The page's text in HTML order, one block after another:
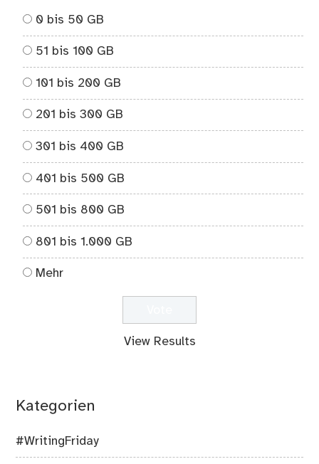
0 bis 50 GB
51 bis 100 GB
101 bis 200 GB
201 bis 300 GB
301 bis 400 GB
401 bis 500 GB
501 bis 800 GB
801 bis 1.000 GB
Mehr
View Results
Kategorien
#WritingFriday